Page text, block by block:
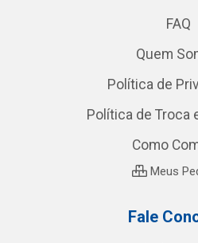
FAQ
Quem
Política de
Política de Troca
Como
Meus
Fale